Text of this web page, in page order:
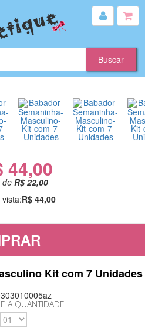
44,00
de R$ 22,00
R$ 44,00
Kit com 7 Unidades
A QUANTIDADE